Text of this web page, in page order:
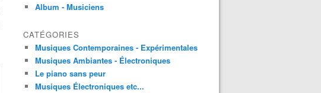
Album - Musiciens
CATÉGORIES
Musiques Contemporaines - Expérimentales
Musiques Ambiantes - Électroniques
Le piano sans peur
Musiques Électroniques etc...